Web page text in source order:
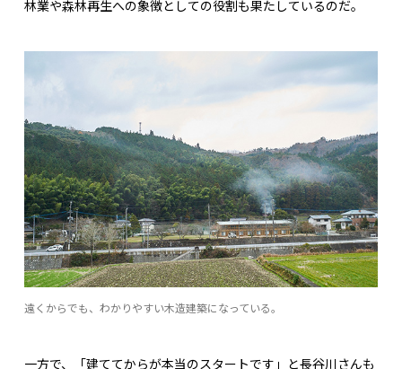
林業や森林再生への象徴としての役割も果たしているのだ。
遠くからでも、わかりやすい木造建築になっている。
一方で、「建ててからが本当のスタートです」と長谷川さんも